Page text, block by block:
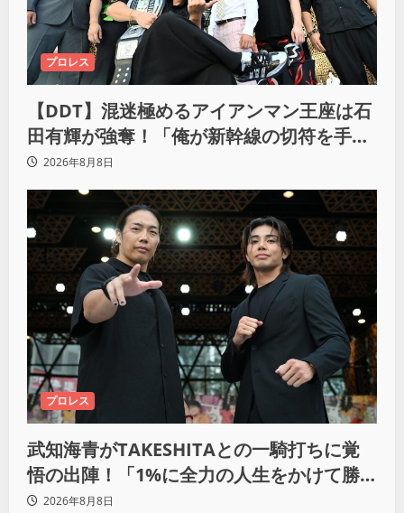
プロレス
【DDT】混迷極めるアイアンマン王座は石
田有輝が強奪！「俺が新幹線の切符を手に
入れるからな！逃げ切るぞ」
2026年8月8日
プロレス
武知海青がTAKESHITAとの一騎打ちに覚
悟の出陣！「1%に全力の人生をかけて勝
ちにいきたい」
2026年8月8日